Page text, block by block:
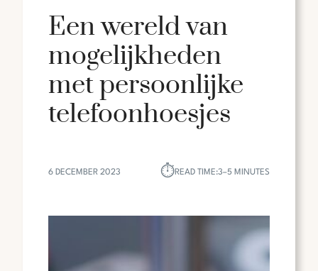
Een wereld van
mogelijkheden
met persoonlijke
telefoonhoesjes
6 DECEMBER 2023 ⏱︎READ TIME:3–5 MINUTES